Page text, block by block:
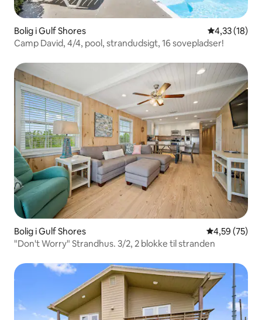
Bolig i Gulf Shores 4,33 ud af 5
4,33 (18)
Camp David, 4/4, pool, strandudsigt, 16 sovepladser!
Bolig i Gulf Shores 4,59 ud af 5 i
4,59 (75)
"Don't Worry" Strandhus. 3/2, 2 blokke til stranden